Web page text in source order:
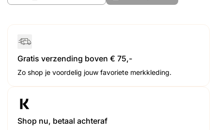
Gratis verzending boven € 75,-
Zo shop je voordelig jouw favoriete merkkleding.
Shop nu, betaal achteraf